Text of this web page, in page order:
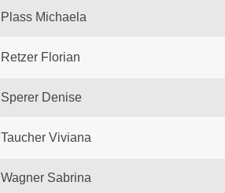
Plass Michaela
Retzer Florian
Sperer Denise
Taucher Viviana
Wagner Sabrina